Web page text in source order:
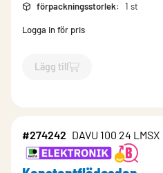
förpackningsstorlek: 1 st
Logga in för pris
Lägg till
`$Lägg till
#274242 DAVU 100 24 LMSX